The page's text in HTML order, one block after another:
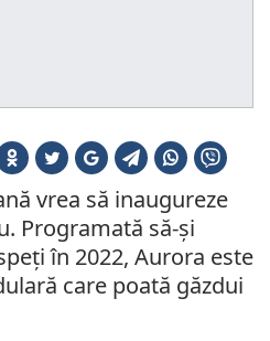
vrea să inaugureze
Programată să-şi
în 2022, Aurora este
care poată găzdui